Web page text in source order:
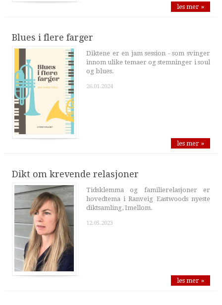
les mer »
Blues i flere farger
Diktene er en jam session - som svinger
innom ulike temaer og stemninger i soul
og blues.
26.01.2024
les mer »
Dikt om krevende relasjoner
Tidsklemma og familierelasjoner er
hovedtema i Ranveig Eastwoods nyeste
diktsamling, Imellom.
12.05.2023
les mer »